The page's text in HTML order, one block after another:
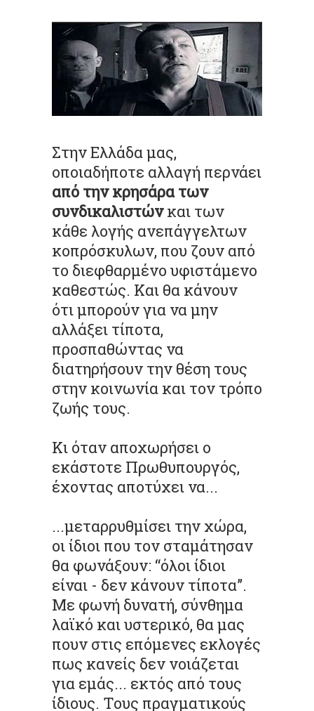
Στην Ελλάδα μας,
οποιαδήποτε αλλαγή περνάει
από την κρησάρα των
συνδικαλιστώνκαι των
κάθε λογής ανεπάγγελτων
κοπρόσκυλων, που ζουν από
το διεφθαρμένο υφιστάμενο
καθεστώς. Και θα κάνουν
ότι μπορούν για να μην
αλλάξει τίποτα,
προσπαθώντας να
διατηρήσουν την θέση τους
στην κοινωνία και τον τρόπο
ζωής τους.
Κι όταν αποχωρήσει ο
εκάστοτε Πρωθυπουργός,
έχοντας αποτύχει να...
...μεταρρυθμίσει την χώρα,
οι ίδιοι που τον σταμάτησαν
θα φωνάξουν: “όλοι ίδιοι
είναι - δεν κάνουν τίποτα”.
Με φωνή δυνατή, σύνθημα
λαϊκό καιυστερικό, θα μας
πουν στις επόμενες εκλογές
πως κανείς δεν νοιάζεται
για εμάς... εκτός από τους
ίδιους. Τους πραγματικούς